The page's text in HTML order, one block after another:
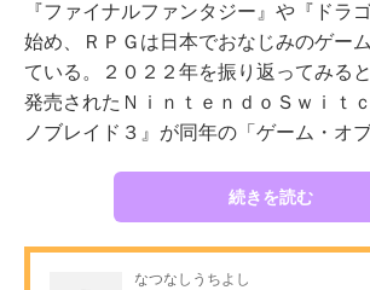
『ファイナルファンタジー』や『ドラ
始め、ＲＰＧは日本でおなじみのゲー
ている。２０２２年を振り返ってみる
発売されたＮｉｎｔｅｎｄｏＳｗｉｔ
ノブレイド３』が同年の「ゲーム・オ
続きを読む
なつなしうちよし